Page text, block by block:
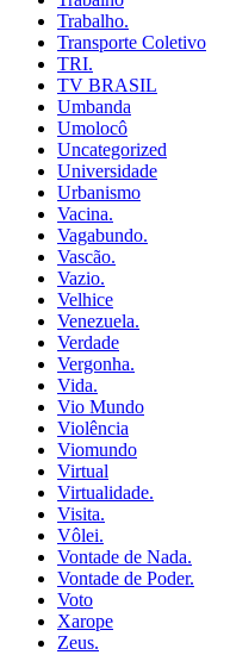
Trabalho.
Transporte Coletivo
TRI.
TV BRASIL
Umbanda
Umolocô
Uncategorized
Universidade
Urbanismo
Vacina.
Vagabundo.
Vascão.
Vazio.
Velhice
Venezuela.
Verdade
Vergonha.
Vida.
Vio Mundo
Violência
Viomundo
Virtual
Virtualidade.
Visita.
Vôlei.
Vontade de Nada.
Vontade de Poder.
Voto
Xarope
Zeus.